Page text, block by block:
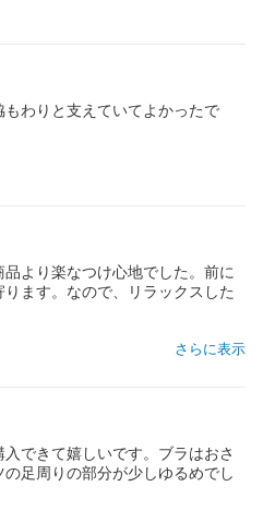
わりと支えていてよかったで
より楽なつけ心地でした。前に
ます。なので、リラックスした
さらに表示
できて嬉しいです。ブラはおさ
足周りの部分が少しゆるめでし